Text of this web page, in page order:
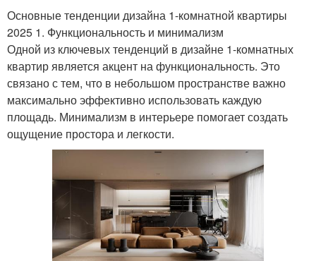
Основные тенденции дизайна 1-комнатной квартиры
2025 1. Функциональность и минимализм
Одной из ключевых тенденций в дизайне 1-комнатных
квартир является акцент на функциональность. Это
связано с тем, что в небольшом пространстве важно
максимально эффективно использовать каждую
площадь. Минимализм в интерьере помогает создать
ощущение простора и легкости.